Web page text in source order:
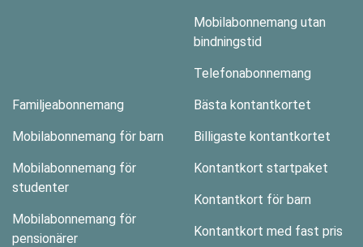
Mobilabonnemang utan
bindningstid
Telefonabonnemang
Familjeabonnemang
Mobilabonnemang för barn
Mobilabonnemang för
studenter
Mobilabonnemang för
pensionärer
Bästa kontantkortet
Billigaste kontantkortet
Kontantkort startpaket
Kontantkort för barn
Kontantkort med fast pris